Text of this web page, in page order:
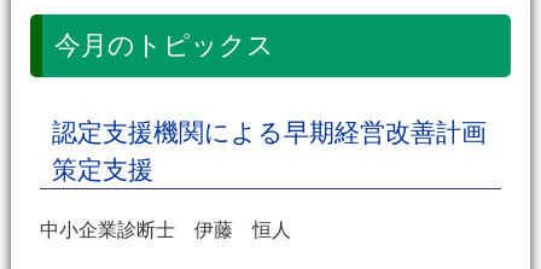
今月のトピックス
認定支援機関による早期経営改善計画
策定支援
中小企業診断士 伊藤 恒人